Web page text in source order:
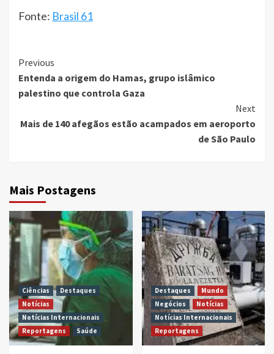
Fonte: Brasil 61
Continue
Reading
Previous
Entenda a origem do Hamas, grupo islâmico
palestino que controla Gaza
Next
Mais de 140 afegãos estão acampados em aeroporto
de São Paulo
Mais Postagens
Ciências
Destaques
Notícias
Notícias Internacionais
Reportagens
Saúde
Destaques
Mundo
Negócios
Notícias
Notícias Internacionais
Reportagens